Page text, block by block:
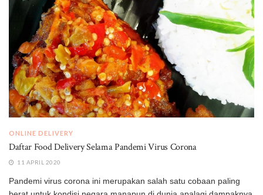
ONLINE DELIVERY
Daftar Food Delivery Selama Pandemi Virus Corona
11 APRIL 2020
Pandemi virus corona ini merupakan salah satu cobaan paling